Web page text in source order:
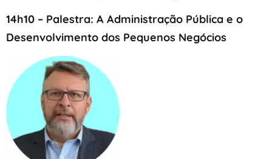
14h10 – Palestra: A Administração Pública e o
Desenvolvimento dos Pequenos Negócios